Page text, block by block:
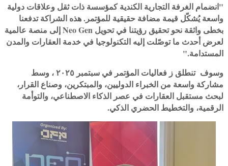
"انضمام الغرفة التجارية الكندية كمؤسسة ذات ثقل وعلاقات دولية
واسعة يُشكّل قيمة مضافة حقيقية للمؤتمر. هذه الشراكة تدفعنا
بخطى واثقة نحو تحقيق رؤيتنا في تحويل Neo Gen إلى منصة عالمية
لعرض أحدث ما توصّلت إليه التكنولوجيا في خدمة العقارات والمدن
المستدامة."
وسوف تنطلق ز فعاليات المؤتمر في سبتمبر ٢٠٢٥ ، وسط
مشاركة واسعة من الخبراء الدوليين، والمبتكرين، وصناع القرار،
لبحث مستقبل العقارات في عصر الذكاء الاصطناعي، والتوأمة
الرقمية، والتخطيط الحضري الذكي.